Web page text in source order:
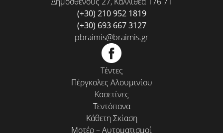
(+30) 210 952 1819
(+30) 693 667 3127
pbraimis@braimis.gr
Τέντες
Πέργκολες Αλουμινίου
Κασετίνες
Τεντόπανα
Κάθετη Σκίαση
Μοτέρ – Αυτοματισμοί